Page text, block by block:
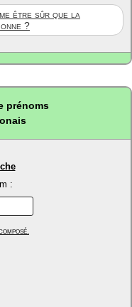
être sûr que la
?
prénoms
: